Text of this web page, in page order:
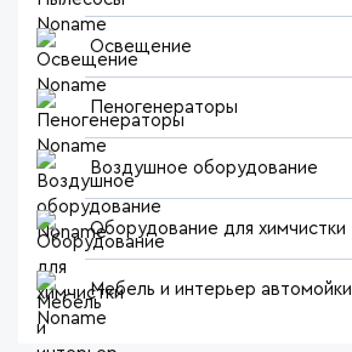
Освещение
Пеногенераторы
Воздушное оборудование
Оборудование для химчистки
Мебель и интерьер автомойки